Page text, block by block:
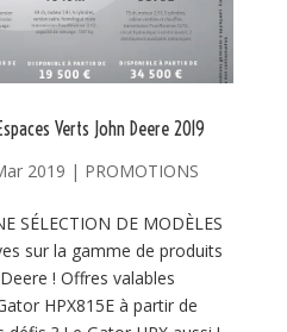
Verts John Deere 2019
2019 | PROMOTIONS
SÉLECTION DE MODÈLES
sur la gamme de produits
! Offres valables
HPX815E à partir de